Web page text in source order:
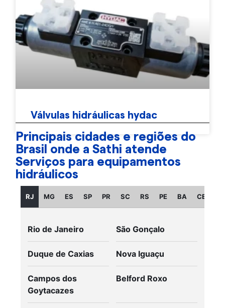
Válvulas hidráulicas hydac
Principais cidades e regiões do
Brasil onde a Sathi atende
Serviços para equipamentos
hidráulicos
RJ MG ES SP PR SC RS PE BA CE
Rio de Janeiro São Gonçalo
Duque de Caxias Nova Iguaçu
Campos dos
Goytacazes
Belford Roxo